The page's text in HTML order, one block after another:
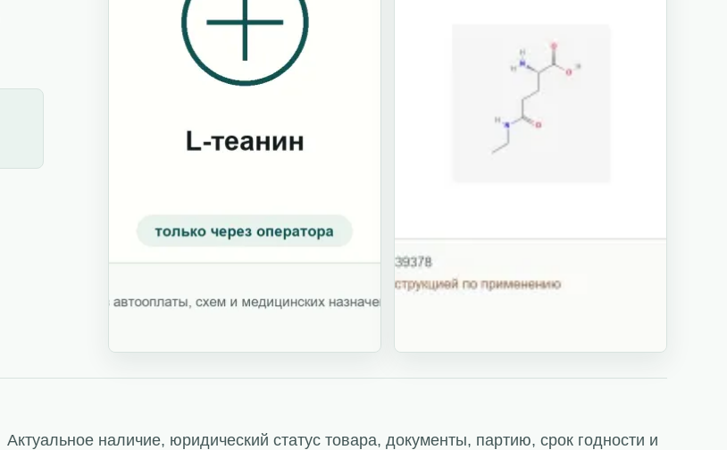
Актуальное наличие, юридический статус товара, документы, партию, срок годности и